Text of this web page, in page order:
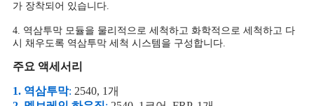
가 장착되어 있습니다.
4. 역삼투막 모듈을 물리적으로 세척하고 화학적으로 세척하고 다
시 채우도록 역삼투막 세척 시스템을 구성합니다.
주요 액세서리
1. 역삼투막: 2540, 1개